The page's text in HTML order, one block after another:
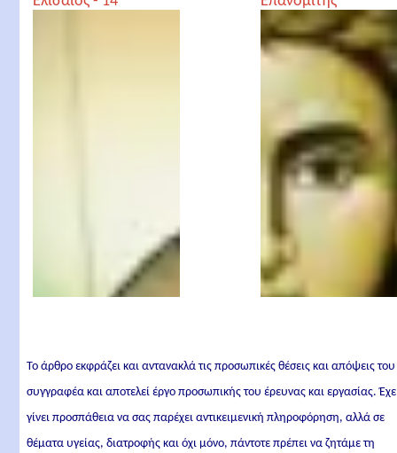
Το άρθρο εκφράζει και αντανακλά τις προσωπικές θέσεις και απόψεις του
συγγραφέα και αποτελεί έργο προσωπικής του έρευνας και εργασίας.
γίνει προσπάθεια να σας παρέχει αντικειμενική πληροφόρηση, αλλά σε
θέματα υγείας, διατροφής και όχι μόνο, πάντοτε πρέπει να ζητάμε τη